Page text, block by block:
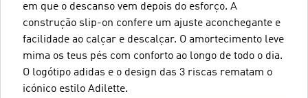
em que o descanso vem depois do esforço. A
construção slip-on confere um ajuste aconchegante e
facilidade ao calçar e descalçar. O amortecimento leve
mima os teus pés com conforto ao longo de todo o dia.
O logótipo adidas e o design das 3 riscas rematam o
icónico estilo Adilette.